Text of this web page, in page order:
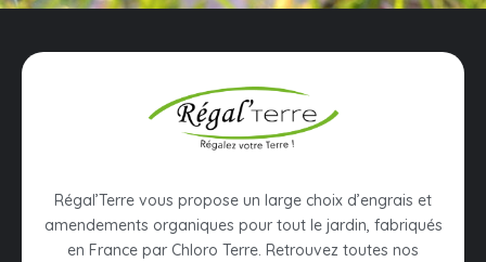
Régal’Terre vous propose un large choix d’engrais et
amendements organiques pour tout le jardin, fabriqués
en France par Chloro Terre. Retrouvez toutes nos